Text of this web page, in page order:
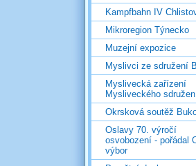
Kampfbahn IV
Mikroregion Týnecko
Muzejní expozice
Myslivci ze sdružení
Myslivecká zařízení
Mysliveckého
Okrsková soutěž
Oslavy 70. výročí
osvobození - pořádal
výbor